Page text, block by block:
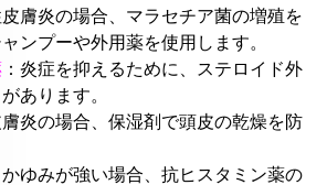
皮膚炎の場合、マラセチア菌の増殖を
ンプーや外用薬を使用します。
： 炎症を抑えるために、ステロイド外
あります。
膚炎の場合、保湿剤で頭皮の乾燥を防
かゆみが強い場合、抗ヒスタミン薬の